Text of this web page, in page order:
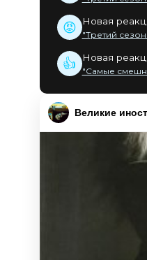
😡 Новая
"Третий сезон
👍 Новая
"Самые
Великие